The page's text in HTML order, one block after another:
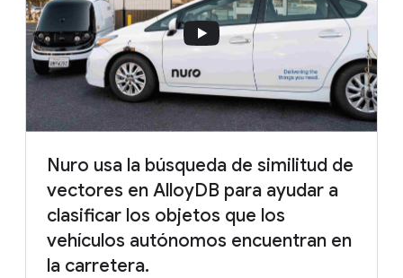
Nuro usa la búsqueda de similitud de
vectores en AlloyDB para ayudar a
clasificar los objetos que los
vehículos autónomos encuentran en
la carretera.